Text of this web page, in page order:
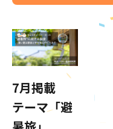
7月掲載
テーマ「避